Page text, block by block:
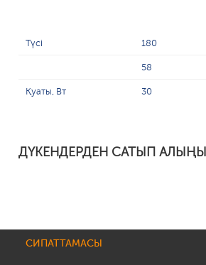
Түсі 180
58
Қуаты, Вт 30
ДҮКЕНДЕРДЕН САТЫП
СИПАТТАМАСЫ